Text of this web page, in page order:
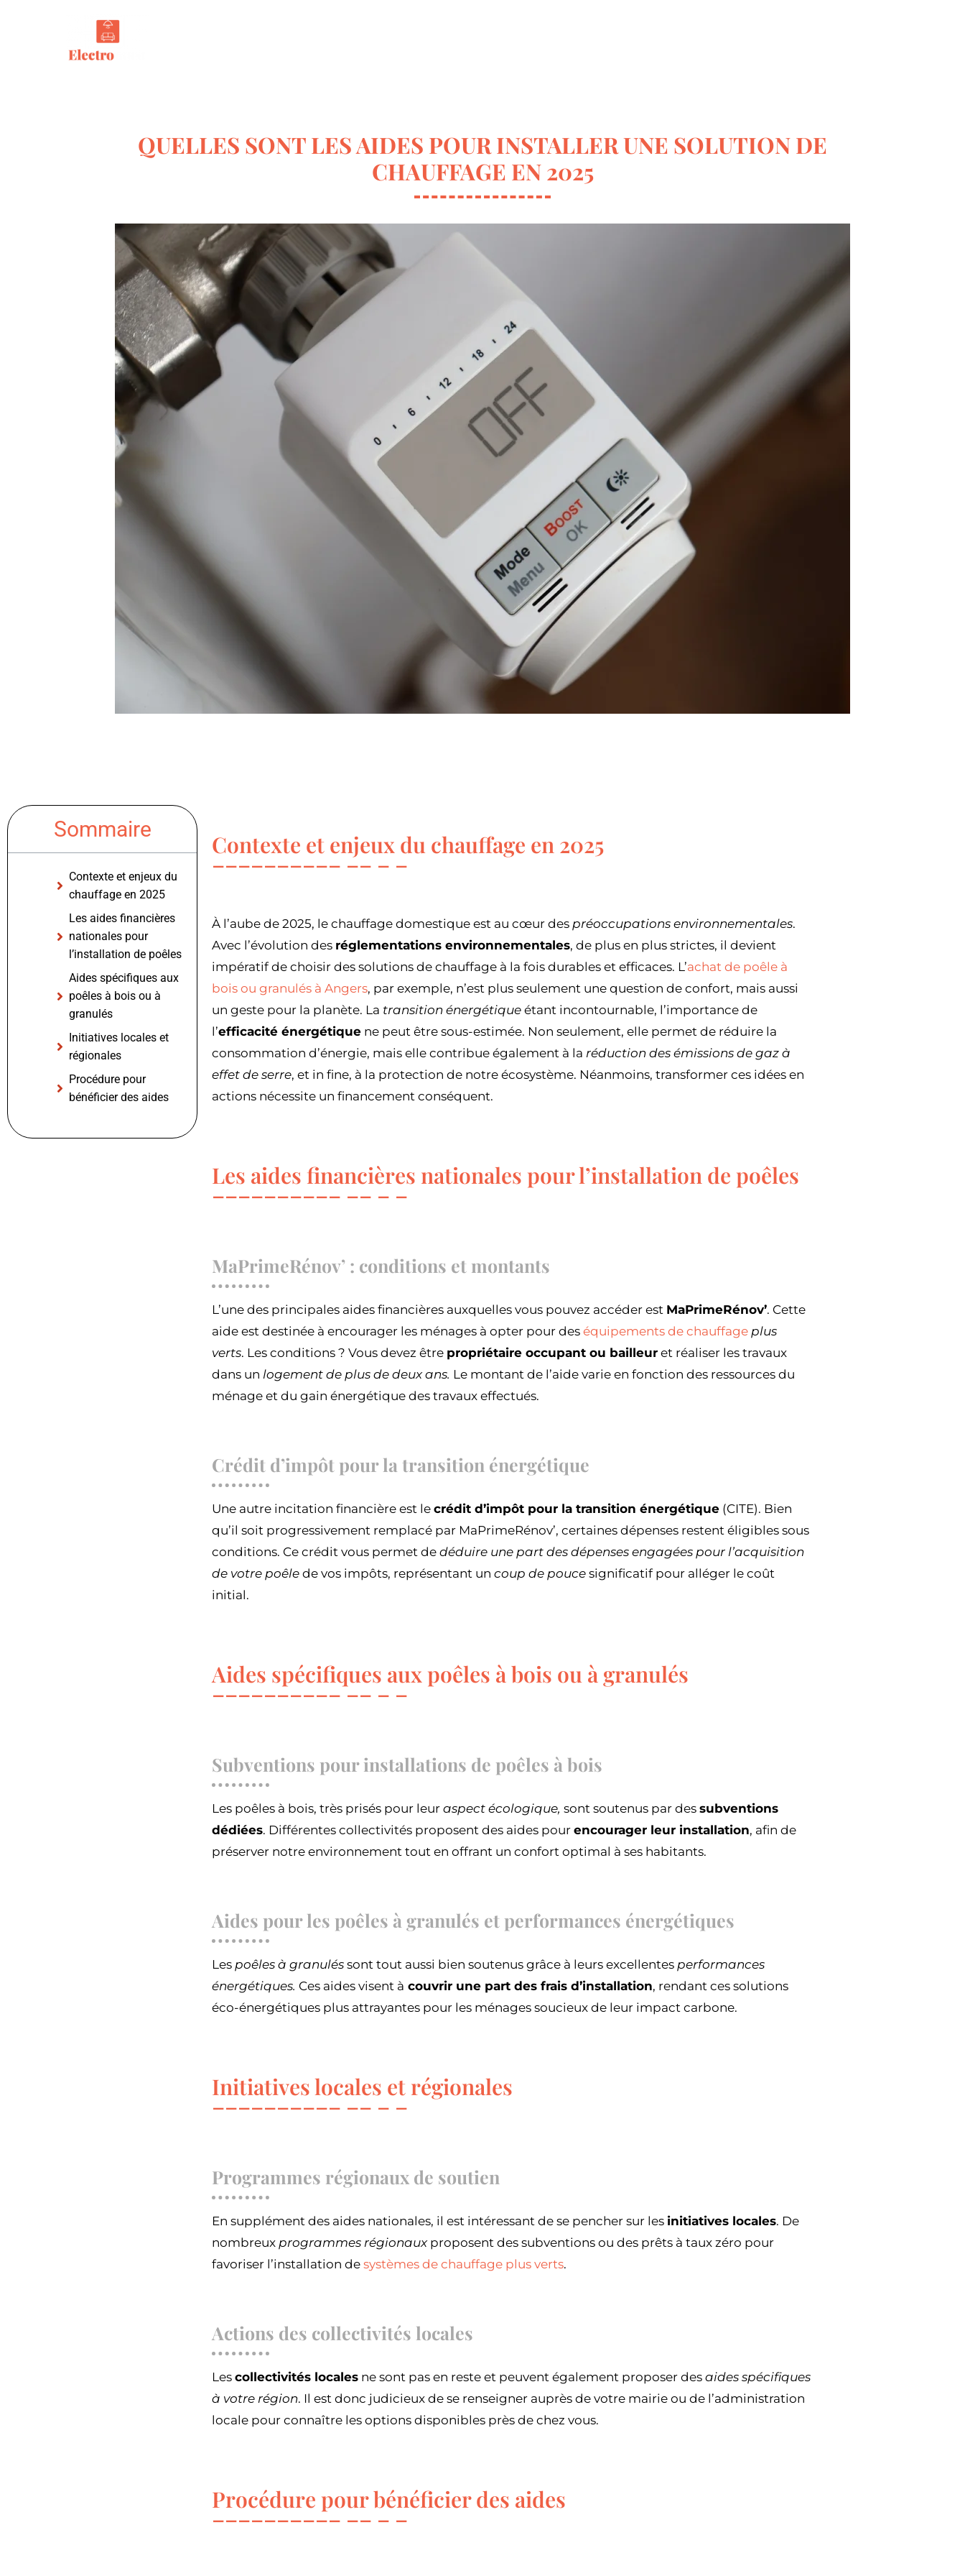
QUELLES SONT LES AIDES POUR INSTALLER UNE SOLUTION DE
CHAUFFAGE EN 2025
Sommaire
Contexte et enjeux du
chauffage en 2025
Les aides financières
nationales pour
l’installation de poêles
Aides spécifiques aux
poêles à bois ou à
granulés
Initiatives locales et
régionales
Procédure pour
bénéficier des aides
Contexte et enjeux du chauffage en 2025
À l’aube de 2025, le chauffage domestique est au cœur des préoccupations environnementales.
Avec l’évolution des réglementations environnementales, de plus en plus strictes, il devient
impératif de choisir des solutions de chauffage à la fois durables et efficaces. L’achat de poêle à
bois ou granulés à Angers, par exemple, n’est plus seulement une question de confort, mais aussi
un geste pour la planète. La transition énergétique étant incontournable, l’importance de
l’efficacité énergétique ne peut être sous-estimée. Non seulement, elle permet de réduire la
consommation d’énergie, mais elle contribue également à la réduction des émissions de gaz à
effet de serre, et in fine, à la protection de notre écosystème. Néanmoins, transformer ces idées en
actions nécessite un financement conséquent.
Les aides financières nationales pour l’installation de poêles
MaPrimeRénov’ : conditions et montants
L’une des principales aides financières auxquelles vous pouvez accéder est MaPrimeRénov’. Cette
aide est destinée à encourager les ménages à opter pour des équipements de chauffage plus
verts. Les conditions ? Vous devez être propriétaire occupant ou bailleur et réaliser les travaux
dans un logement de plus de deux ans. Le montant de l’aide varie en fonction des ressources du
ménage et du gain énergétique des travaux effectués.
Crédit d’impôt pour la transition énergétique
Une autre incitation financière est le crédit d’impôt pour la transition énergétique (CITE). Bien
qu’il soit progressivement remplacé par MaPrimeRénov’, certaines dépenses restent éligibles sous
conditions. Ce crédit vous permet de déduire une part des dépenses engagées pour l’acquisition
de votre poêle de vos impôts, représentant un coup de pouce significatif pour alléger le coût
initial.
Aides spécifiques aux poêles à bois ou à granulés
Subventions pour installations de poêles à bois
Les poêles à bois, très prisés pour leur aspect écologique, sont soutenus par des subventions
dédiées. Différentes collectivités proposent des aides pour encourager leur installation, afin de
préserver notre environnement tout en offrant un confort optimal à ses habitants.
Aides pour les poêles à granulés et performances énergétiques
Les poêles à granulés sont tout aussi bien soutenus grâce à leurs excellentes performances
énergétiques. Ces aides visent à couvrir une part des frais d’installation, rendant ces solutions
éco-énergétiques plus attrayantes pour les ménages soucieux de leur impact carbone.
Initiatives locales et régionales
Programmes régionaux de soutien
En supplément des aides nationales, il est intéressant de se pencher sur les initiatives locales. De
nombreux programmes régionauxproposent des subventions ou des prêts à taux zéro pour
favoriser l’installation de systèmes de chauffage plus verts.
Actions des collectivités locales
Les collectivités locales ne sont pas en reste et peuvent également proposer des aides spécifiques
à votre région. Il est donc judicieux de se renseigner auprès de votre mairie ou de l’administration
locale pour connaître les options disponibles près de chez vous.
Procédure pour bénéficier des aides